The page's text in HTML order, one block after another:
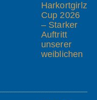
Harkortgirlz
Cup 2026
– Starker
Auftritt
unserer
weiblichen